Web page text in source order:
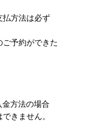
払方法は必ず
予約ができた
方法の場合
きません。